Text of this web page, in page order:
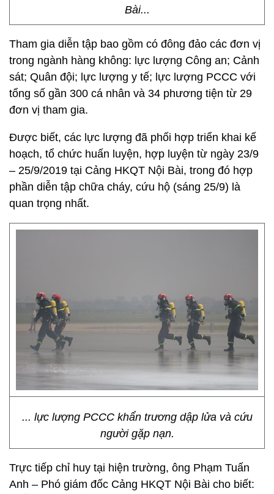
Bài...
Tham gia diễn tập bao gồm có đông đảo các đơn vị
trong ngành hàng không: lực lượng Công an; Cảnh
sát; Quân đội; lực lượng y tế; lực lượng PCCC với
tổng số gần 300 cá nhân và 34 phương tiện từ 29
đơn vị tham gia.
Được biết, các lực lượng đã phối hợp triển khai kế
hoạch, tổ chức huấn luyện, hợp luyện từ ngày 23/9
– 25/9/2019 tại Cảng HKQT Nội Bài, trong đó hợp
phần diễn tập chữa cháy, cứu hộ (sáng 25/9) là
quan trọng nhất.
... lực lượng PCCC khẩn trương dập lửa và cứu
người gặp nạn.
Trực tiếp chỉ huy tại hiện trường, ông Phạm Tuấn
Anh – Phó giám đốc Cảng HKQT Nội Bài cho biết: